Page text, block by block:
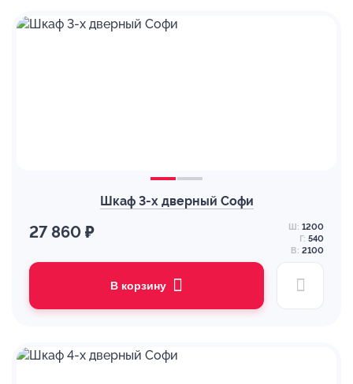
Шкаф 3-х дверный Софи
27 860 ₽ Ш: 1200
Г: 540
В: 2100
В корзину